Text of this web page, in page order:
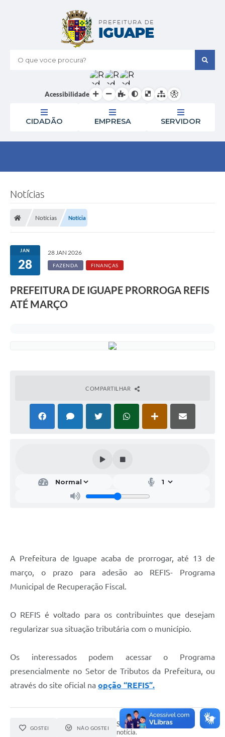
O que voce procura?
Acessibilidade
CIDADÃO EMPRESA SERVIDOR
Notícias
Notícias Notícia
JAN
28
28 JAN 2026
FAZENDA FINANÇAS
PREFEITURA DE IGUAPE PRORROGA REFIS
ATÉ MARÇO
COMPARTILHAR
A Prefeitura de Iguape acaba de prorrogar, até 13 de
março, o prazo para adesão ao REFIS- Programa
Municipal de Recuperação Fiscal.
O REFIS é voltado para os contribuintes que desejam
regularizar sua situação tributária com o município.
Os interessados podem acessar o Programa
presencialmente no Setor de Tributos da Prefeitura, ou
através do site oficial na opção “REFIS”.
GOSTEI NÃO GOSTEI
Seja o primeiro a curtir esta
notícia.